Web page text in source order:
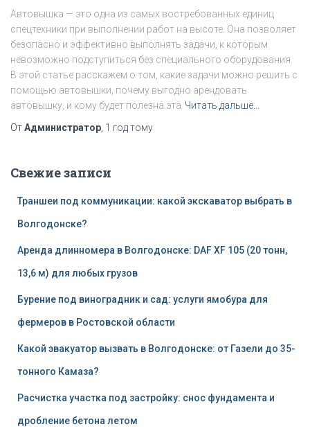
Автовышка — это одна из самых востребованных единиц
спецтехники при выполнении работ на высоте. Она позволяет
безопасно и эффективно выполнять задачи, к которым
невозможно подступиться без специального оборудования.
В этой статье расскажем о том, какие задачи можно решить с
помощью автовышки, почему выгодно арендовать
автовышку, и кому будет полезна эта Читать дальше…
ОтАдминистратор, 1 годтому
Свежие записи
Траншеи под коммуникации: какой экскаватор выбрать в
Волгодонске?
Аренда длинномера в Волгодонске: DAF XF 105 (20 тонн,
13,6 м) для любых грузов
Бурение под виноградник и сад: услуги ямобура для
фермеров в Ростовской области
Какой эвакуатор вызвать в Волгодонске: от Газели до 35-
тонного Камаза?
Расчистка участка под застройку: снос фундамента и
дробление бетона летом